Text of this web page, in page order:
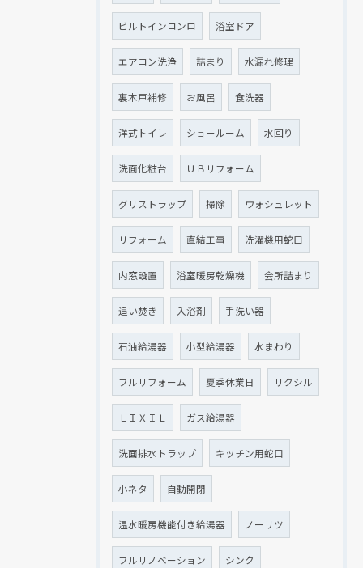
ビルトインコンロ 浴室ドア
エアコン洗浄 詰まり 水漏れ修理
裏木戸補修 お風呂 食洗器
洋式トイレ ショールーム 水回り
洗面化粧台 ＵＢリフォーム
グリストラップ 掃除 ウォシュレット
リフォーム 直結工事 洗濯機用蛇口
内窓設置 浴室暖房乾燥機 会所詰まり
追い焚き 入浴剤 手洗い器
石油給湯器 小型給湯器 水まわり
フルリフォーム 夏季休業日 リクシル
ＬＩＸＩＬ ガス給湯器
洗面排水トラップ キッチン用蛇口
小ネタ 自動開閉
温水暖房機能付き給湯器 ノーリツ
フルリノベーション シンク